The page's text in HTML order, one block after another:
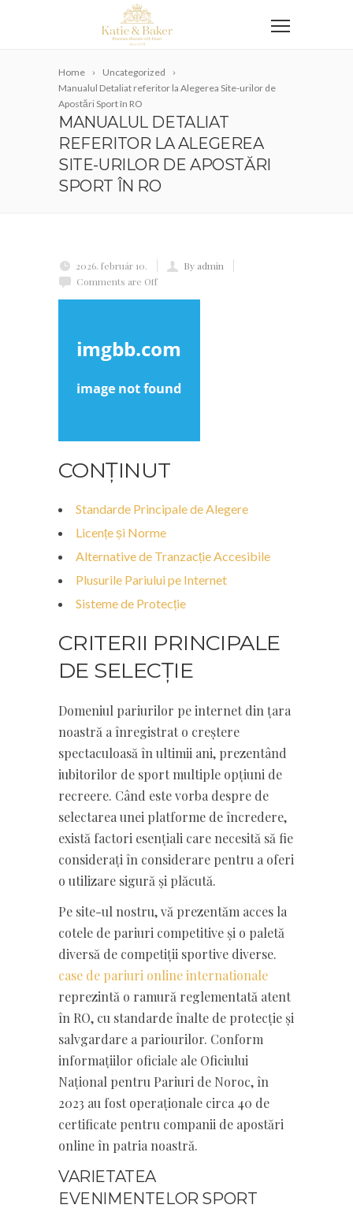
Home
Uncategorized
Manualul Detaliat referitor la Alegerea Site-urilor de
Apostări Sport în RO
MANUALUL DETALIAT
REFERITOR LA ALEGEREA
SITE-URILOR DE APOSTĂRI
SPORT ÎN RO
2026. február 10.
By admin
Comments are Off
CONȚINUT
Standarde Principale de Alegere
Licențe și Norme
Alternative de Tranzacție Accesibile
Plusurile Pariului pe Internet
Sisteme de Protecție
CRITERII PRINCIPALE
DE SELECȚIE
Domeniul pariurilor pe internet din țara
noastră a înregistrat o creștere
spectaculoasă în ultimii ani, prezentând
iubitorilor de sport multiple opțiuni de
recreere. Când este vorba despre de
selectarea unei platforme de încredere,
există factori esențiali care necesită să fie
considerați în considerare pentru a oferi
o utilizare sigură și plăcută.
Pe site-ul nostru, vă prezentăm acces la
cotele de pariuri competitive și o paletă
diversă de competiții sportive diverse.
case de pariuri online internationale
reprezintă o ramură reglementată atent
în RO, cu standarde înalte de protecție și
salvgardare a pariourilor. Conform
informațiilor oficiale ale Oficiului
Național pentru Pariuri de Noroc, în
2023 au fost operaționale circa 40 de
certificate pentru companii de apostări
online în patria noastră.
VARIETATEA
EVENIMENTELOR SPORT